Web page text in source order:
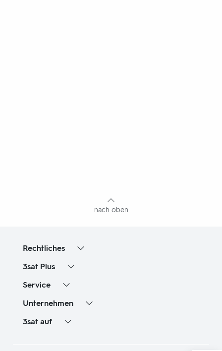
nach oben
Rechtliches
3sat Plus
Service
Unternehmen
3sat auf